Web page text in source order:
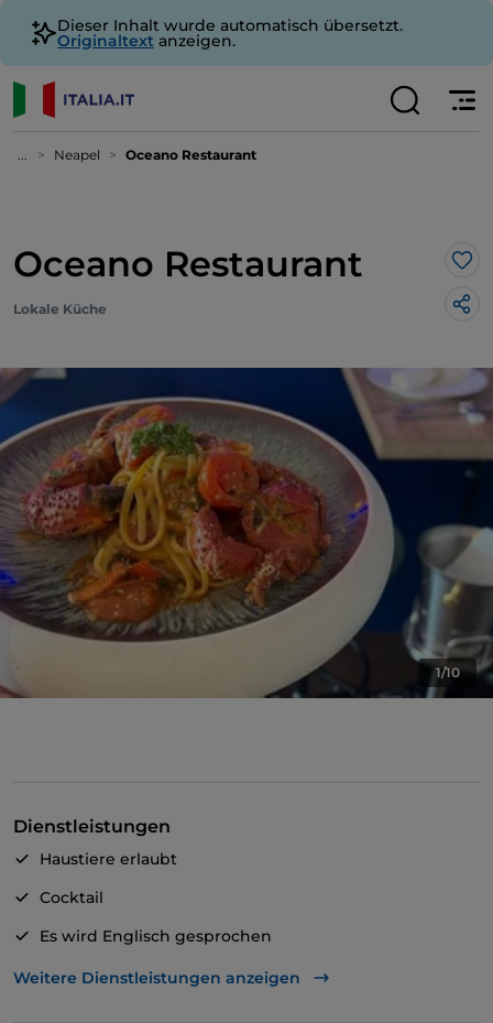
Dieser Inhalt wurde automatisch übersetzt.
Originaltext anzeigen.
... Neapel Oceano Restaurant
Oceano Restaurant
Lokale Küche
1/10
Dienstleistungen
Haustiere erlaubt
Cocktail
Es wird Englisch gesprochen
WLAN
Weitere Dienstleistungen anzeigen